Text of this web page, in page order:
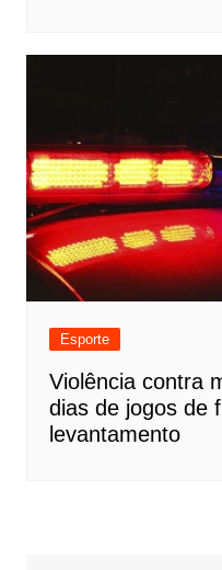
Esporte
Violência contra
dias de jogos de
levantamento